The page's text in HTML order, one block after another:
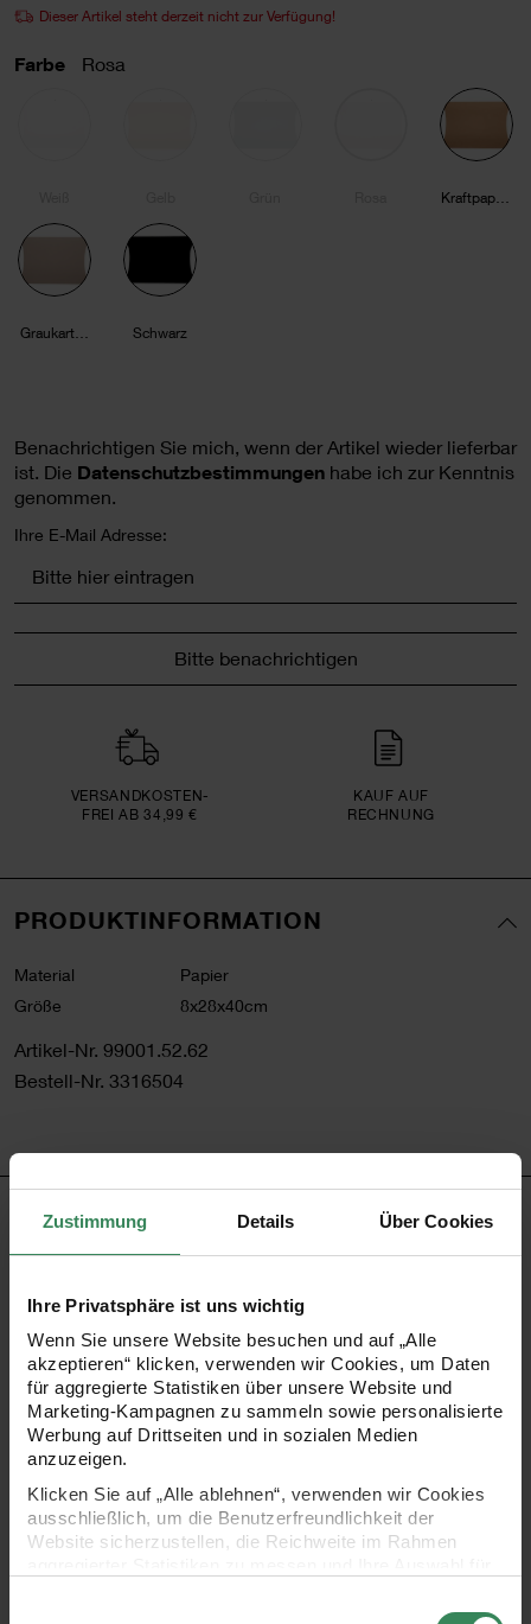
Zustimmung Details Über Cookies
Ihre Privatsphäre ist uns wichtig
Wenn Sie unsere Website besuchen und auf „Alle
akzeptieren“ klicken, verwenden wir Cookies, um Daten
für aggregierte Statistiken über unsere Website und
Marketing-Kampagnen zu sammeln sowie personalisierte
Werbung auf Drittseiten und in sozialen Medien
anzuzeigen.
Klicken Sie auf „Alle ablehnen“, verwenden wir Cookies
ausschließlich, um die Benutzerfreundlichkeit der
Website sicherzustellen, die Reichweite im Rahmen
Dieser Artikel steht derzeit nicht zur Verfügung!
Farbe Rosa
Schwarz
Benachrichtigen Sie mich, wenn der Artikel wieder lieferbar
ist. Die Datenschutzbestimmungen habe ich zur Kenntnis
genommen.
Ihre E-Mail Adresse:
Bitte benachrichtigen
VERSAND­KOSTEN­
FREI AB 34,99 €
KAUF AUF
RECHNUNG
PRODUKTINFORMATION
Material
Papier
Größe
8x28x40cm
Artikel-Nr. 99001.52.62
Bestell-Nr. 3316504
PRODUKTBESCHREIBUNG
herkömmlichen Geschenkpapieren dar. Mit ihnen lassen
sich Geschenke ganz leicht und schnell verpacken und
trotzdem verleihen sie dem verpackten Geschenk einen
stilvollen Eindruck. Einfach eine passende Schleife dazu
und fertig ist eine Geschenkverpackung, die sich sehen
lassen kann.